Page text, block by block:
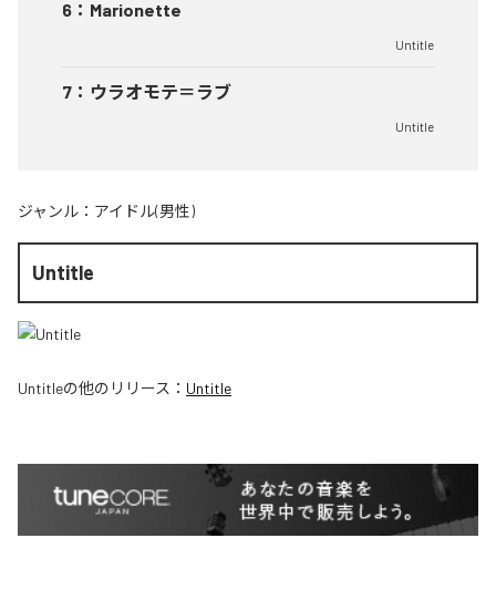
6 ： Marionette
Untitle
7 ： ウラオモテ＝ラブ
Untitle
ジャンル： アイドル(男性)
Untitle
Untitleの他のリリース： Untitle